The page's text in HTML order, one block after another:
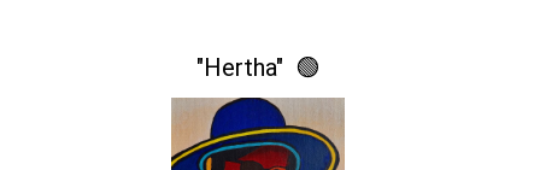
"Hertha" 🟢